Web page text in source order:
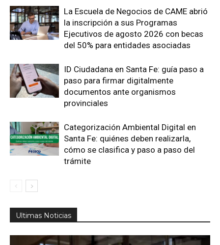
La Escuela de Negocios de CAME abrió
la inscripción a sus Programas
Ejecutivos de agosto 2026 con becas
del 50% para entidades asociadas
ID Ciudadana en Santa Fe: guía paso a
paso para firmar digitalmente
documentos ante organismos
provinciales
Categorización Ambiental Digital en
Santa Fe: quiénes deben realizarla,
cómo se clasifica y paso a paso del
trámite
Ultimas Noticias